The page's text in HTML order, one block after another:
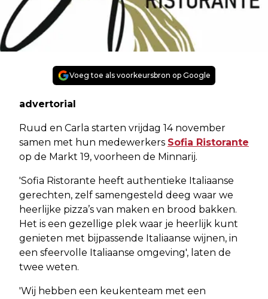
Voeg toe als voorkeursbron op Google
advertorial
Ruud en Carla starten vrijdag 14 november
samen met hun medewerkers Sofia Ristorante
op de Markt 19, voorheen de Minnarij.
'Sofia Ristorante heeft authentieke Italiaanse
gerechten, zelf samengesteld deeg waar we
heerlijke pizza’s van maken en brood bakken.
Het is een gezellige plek waar je heerlijk kunt
genieten met bijpassende Italiaanse wijnen, in
een sfeervolle Italiaanse omgeving', laten de
twee weten.
'Wij hebben een keukenteam met een